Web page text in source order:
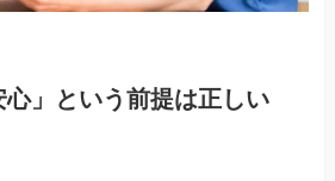
心」という前提は正しい